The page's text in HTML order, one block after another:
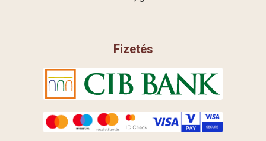
Fizetés